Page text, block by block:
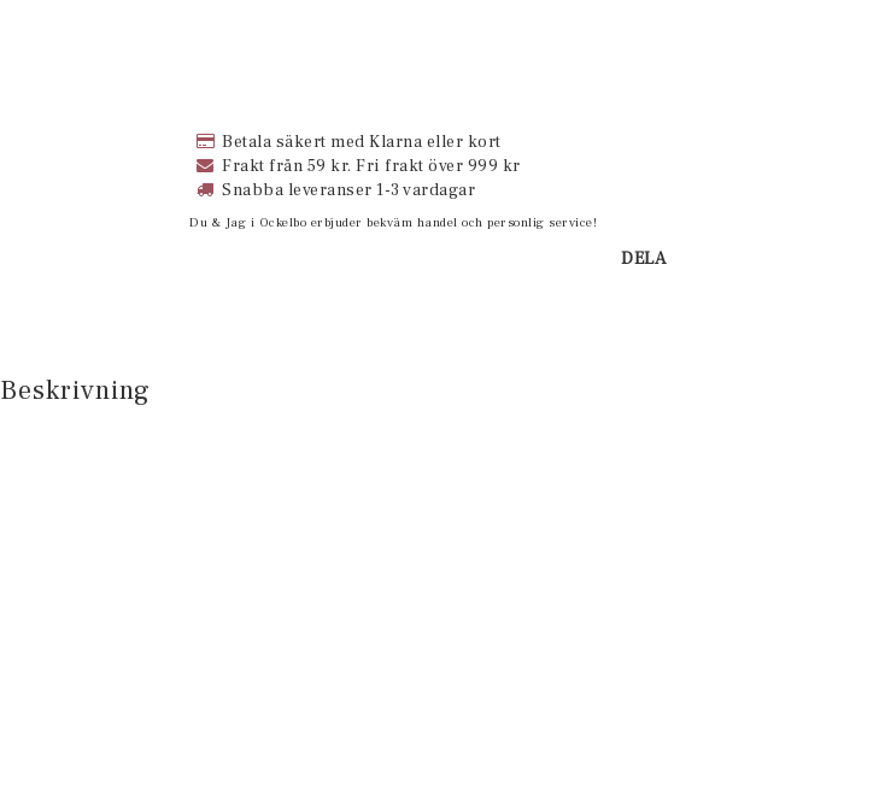
Betala säkert med Klarna eller kort
Frakt från 59 kr. Fri frakt över 999 kr
Snabba leveranser 1-3 vardagar
Du & Jag i Ockelbo erbjuder bekväm handel och personlig service!
DELA
Beskrivning